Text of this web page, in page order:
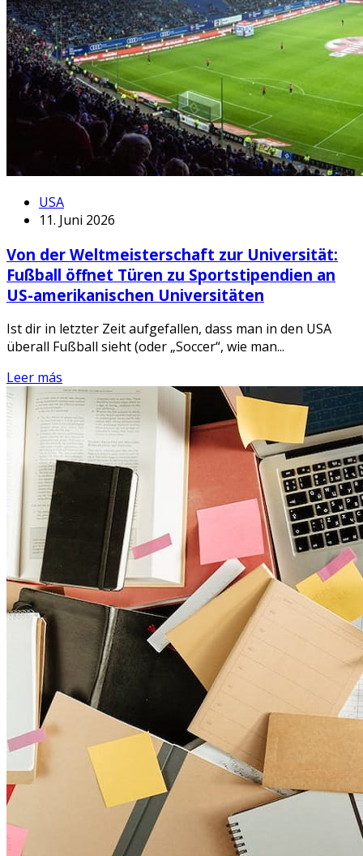
USA
11. Juni 2026
Von der Weltmeisterschaft zur Universität:
Fußball öffnet Türen zu Sportstipendien an
US-amerikanischen Universitäten
Ist dir in letzter Zeit aufgefallen, dass man in den USA
überall Fußball sieht (oder „Soccer“, wie man...
Leer más